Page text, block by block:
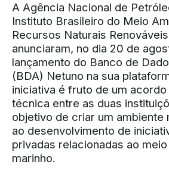
A Agência Nacional de
Instituto Brasileiro do Meio
Recursos Naturais
anunciaram, no dia 20 de
lançamento do Banco de
(BDA) Netuno na sua
iniciativa é fruto de um
técnica entre as duas
objetivo de criar um ambiente
ao desenvolvimento de
privadas relacionadas ao
marinho.